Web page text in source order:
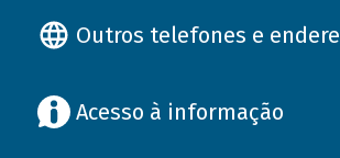
Outros telefones e
Acesso à informação